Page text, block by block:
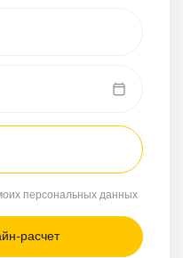
персональных данных